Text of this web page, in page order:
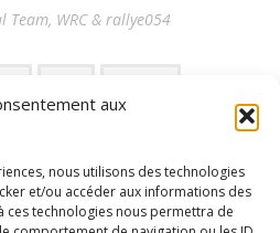
aux
nous utilisons des technologies
et/ou accéder aux informations des
ces technologies nous permettra de
Team, WRC & rallye054